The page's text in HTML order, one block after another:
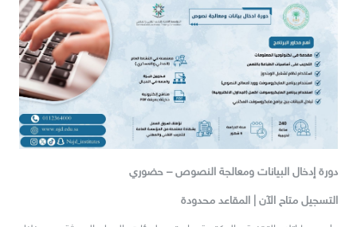
دورة إدخال البيانات ومعالجة النصوص – حضوري
التسجيل متاح الآن | المقاعد محدودة